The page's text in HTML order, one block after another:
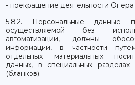
- прекращение деятельности
5.8.2. Персональные данные
осуществляемой без
автоматизации, должны
информации, в частности
отдельных материальных
данных, в специальных
(бланков).